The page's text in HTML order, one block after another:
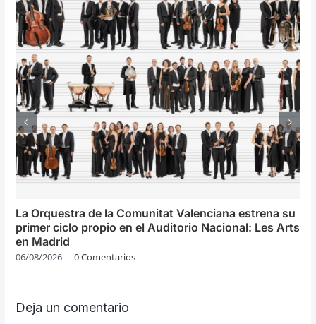
La Orquestra de la Comunitat Valenciana estrena su
primer ciclo propio en el Auditorio Nacional: Les Arts
en Madrid
06/08/2026 | 0 Comentarios
Deja un comentario